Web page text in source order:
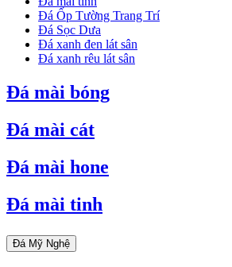
Đá Ốp Tường Trang Trí
Đá Sọc Dưa
Đá xanh đen lát sân
Đá xanh rêu lát sân
Đá mài bóng
Đá mài cát
Đá mài hone
Đá mài tinh
Đá Mỹ Nghệ